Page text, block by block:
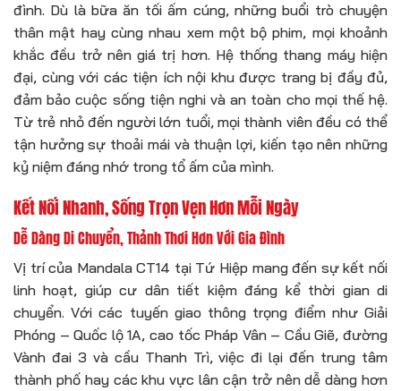
đình. Dù là bữa ăn tối ấm cúng, những buổi trò chuyện
thân mật hay cùng nhau xem một bộ phim, mọi khoảnh
khắc đều trở nên giá trị hơn. Hệ thống thang máy hiện
đại, cùng với các tiện ích nội khu được trang bị đầy đủ,
đảm bảo cuộc sống tiện nghi và an toàn cho mọi thế hệ.
Từ trẻ nhỏ đến người lớn tuổi, mọi thành viên đều có thể
tận hưởng sự thoải mái và thuận lợi, kiến tạo nên những
kỷ niệm đáng nhớ trong tổ ấm của mình.
Kết Nối Nhanh, Sống Trọn Vẹn Hơn Mỗi Ngày
Dễ Dàng Di Chuyển, Thảnh Thơi Hơn Với Gia Đình
Vị trí của Mandala CT14 tại Tứ Hiệp mang đến sự kết nối
linh hoạt, giúp cư dân tiết kiệm đáng kể thời gian di
chuyển. Với các tuyến giao thông trọng điểm như Giải
Phóng – Quốc lộ 1A, cao tốc Pháp Vân – Cầu Giẽ, đường
Vành đai 3 và cầu Thanh Trì, việc đi lại đến trung tâm
thành phố hay các khu vực lân cận trở nên dễ dàng hơn